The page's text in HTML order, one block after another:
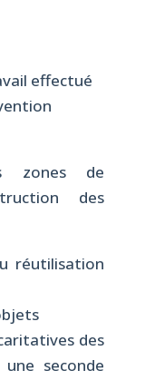
effectué
de
des
réutilisation
des
seconde